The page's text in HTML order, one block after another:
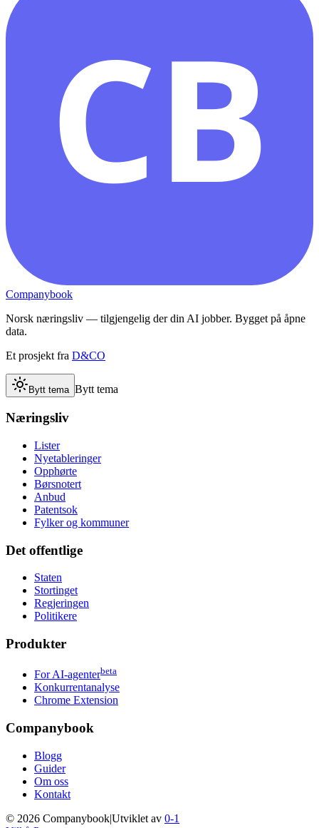
CB
Companybook
Norsk næringsliv — tilgjengelig der din AI jobber. Bygget på åpne
data.
Et prosjekt fra D&CO
Bytt tema Bytt tema
Næringsliv
Lister
Nyetableringer
Opphørte
Børsnotert
Anbud
Patentsok
Fylker og kommuner
Det offentlige
Staten
Stortinget
Regjeringen
Politikere
Produkter
For AI-agenterbeta
Konkurrentanalyse
Chrome Extension
Companybook
Blogg
Guider
Om oss
Kontakt
© 2026 Companybook|Utviklet av 0-1